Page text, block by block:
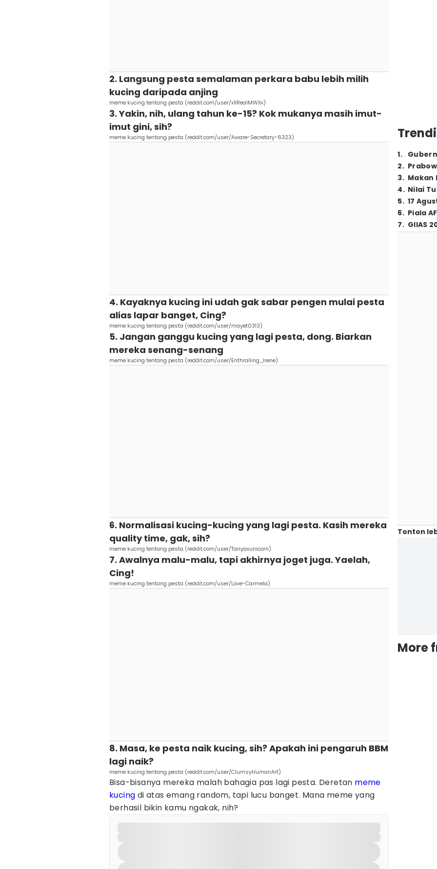
2. Langsung pesta semalaman perkara babu lebih milih
kucing daripada anjing
meme kucing tentang pesta (reddit.com/user/xXRealMWXx)
3. Yakin, nih, ulang tahun ke-15? Kok mukanya masih imut-
imut gini, sih?
meme kucing tentang pesta (reddit.com/user/Aware-Secretary-6323)
4. Kayaknya kucing ini udah gak sabar pengen mulai pesta
alias lapar banget, Cing?
meme kucing tentang pesta (reddit.com/user/mayet0313)
5. Jangan ganggu kucing yang lagi pesta, dong. Biarkan
mereka senang-senang
meme kucing tentang pesta (reddit.com/user/Enthralling_Irene)
6. Normalisasi kucing-kucing yang lagi pesta. Kasih mereka
quality time, gak, sih?
meme kucing tentang pesta (reddit.com/user/Tanyaxunicorn)
7. Awalnya malu-malu, tapi akhirnya joget juga. Yaelah,
Cing!
meme kucing tentang pesta (reddit.com/user/Love-Carmela)
8. Masa, ke pesta naik kucing, sih? Apakah ini pengaruh BBM
lagi naik?
meme kucing tentang pesta (reddit.com/user/ClumsyHumanArt)
Bisa-bisanya mereka malah bahagia pas lagi pesta. Deretan meme
kucing di atas emang random, tapi lucu banget. Mana meme yang
berhasil bikin kamu ngakak, nih?
1.
2.
3. Makan
4. Nilai
5. 17
6. Piala
7. GIIAS
Tonton
More